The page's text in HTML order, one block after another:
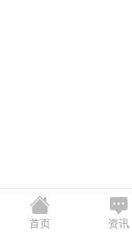
首页 资讯